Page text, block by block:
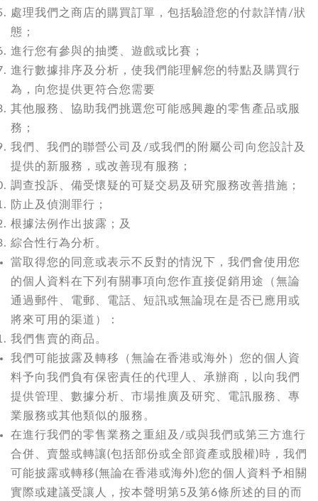
處理我們之商店的購買訂單，包括驗證您的付款詳情/狀
態；
進行您有參與的抽獎、遊戲或比賽；
進行數據排序及分析，使我們能理解您的特點及購買行
為，向您提供更符合您需要
其他服務、協助我們挑選您可能感興趣的零售產品或服
務；
我們、我們的聯營公司及/或我們的附屬公司向您設計及
提供的新服務，或改善現有服務；
調查投訴、備受懷疑的可疑交易及研究服務改善措施；
防止及偵測罪行；
根據法例作出披露；及
綜合性行為分析。
當取得您的同意或表示不反對的情況下，我們會使用您
的個人資料在下列有關事項向您作直接促銷用途（無論
通過郵件、電郵、電話、短訊或無論現在是否已應用或
將來可用的渠道）：
我們售賣的商品。
我們可能披露及轉移（無論在香港或海外）您的個人資
料予向我們負有保密責任的代理人、承辦商，以向我們
提供管理、數據分析、市場推廣及研究、電訊服務、專
業服務或其他類似的服務。
在進行我們的零售業務之重組及/或與我們或第三方進行
合併、賣盤或轉讓(包括部份或全部資產或股權)時，我們
可能披露或轉移(無論在香港或海外)您的個人資料予相關
實際或建議受讓人，按本聲明第5及第6條所述的目的而